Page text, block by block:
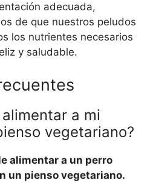
adecuada,
de que nuestros peludos
los nutrientes necesarios
y saludable.
a mi
vegetariano?
alimentar a un perro
un pienso vegetariano.